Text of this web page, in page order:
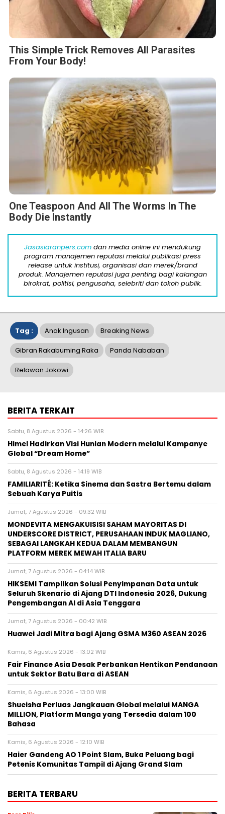
This Simple Trick Removes All Parasites
From Your Body!
One Teaspoon And All The Worms In The
Body Die Instantly
Jasasiaranpers.com dan media online ini mendukung
program manajemen reputasi melalui publikasi press
release untuk institusi, organisasi dan merek/brand
produk. Manajemen reputasi juga penting bagi kalangan
birokrat, politisi, pengusaha, selebriti dan tokoh publik.
Tag : Anak Ingusan Breaking News
Gibran Rakabuming Raka Panda Nababan
Relawan Jokowi
BERITA TERKAIT
Sabtu, 8 Agustus 2026 - 14:26 WIB
Himel Hadirkan Visi Hunian Modern melalui Kampanye
Global “Dream Home”
Sabtu, 8 Agustus 2026 - 14:19 WIB
FAMILIARITÉ: Ketika Sinema dan Sastra Bertemu dalam
Sebuah Karya Puitis
Jumat, 7 Agustus 2026 - 09:32 WIB
MONDEVITA MENGAKUISISI SAHAM MAYORITAS DI
UNDERSCORE DISTRICT, PERUSAHAAN INDUK MAGLIANO,
SEBAGAI LANGKAH KEDUA DALAM MEMBANGUN
PLATFORM MEREK MEWAH ITALIA BARU
Jumat, 7 Agustus 2026 - 04:14 WIB
HIKSEMI Tampilkan Solusi Penyimpanan Data untuk
Seluruh Skenario di Ajang DTI Indonesia 2026, Dukung
Pengembangan AI di Asia Tenggara
Jumat, 7 Agustus 2026 - 00:42 WIB
Huawei Jadi Mitra bagi Ajang GSMA M360 ASEAN 2026
Kamis, 6 Agustus 2026 - 13:02 WIB
Fair Finance Asia Desak Perbankan Hentikan Pendanaan
untuk Sektor Batu Bara di ASEAN
Kamis, 6 Agustus 2026 - 13:00 WIB
Shueisha Perluas Jangkauan Global melalui MANGA
MILLION, Platform Manga yang Tersedia dalam 100
Bahasa
Kamis, 6 Agustus 2026 - 12:10 WIB
Haier Gandeng AO 1 Point Slam, Buka Peluang bagi
Petenis Komunitas Tampil di Ajang Grand Slam
BERITA TERBARU